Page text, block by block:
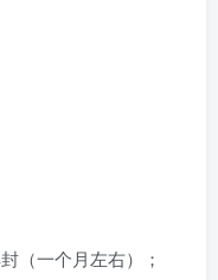
（一个月左右）；